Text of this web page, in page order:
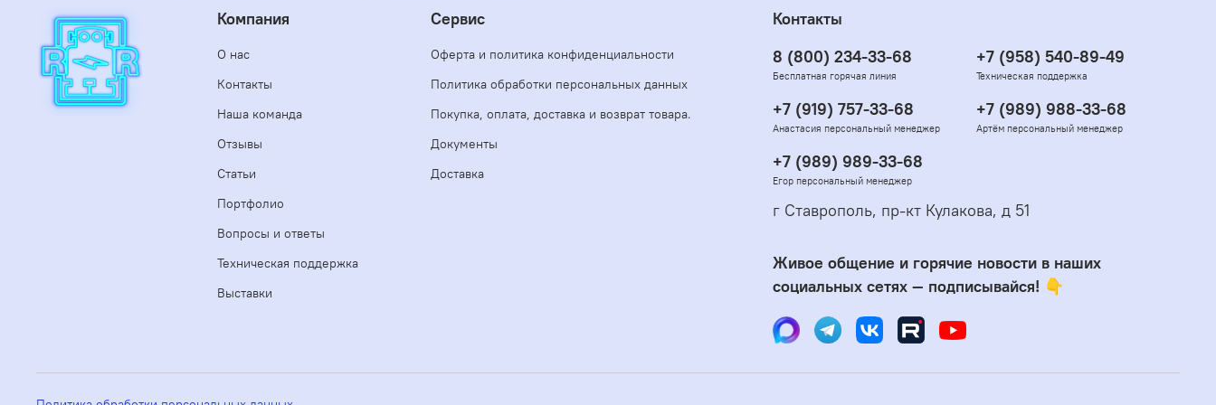
Компания
О нас
Контакты
Наша команда
Отзывы
Статьи
Портфолио
Вопросы и ответы
Техническая поддержка
Выставки
Сервис
Оферта и политика конфиденциальности
Политика обработки персональных данных
Покупка, оплата, доставка и возврат товара.
Документы
Доставка
Контакты
8 (800) 234-33-68
Бесплатная горячая линия
+7 (958) 540-89-49
Техническая поддержка
+7 (919) 757-33-68
Анастасия персональный менеджер
+7 (989) 988-33-68
Артём персональный менеджер
+7 (989) 989-33-68
Егор персональный менеджер
г Ставрополь, пр-кт Кулакова, д 51
Живое общение и горячие новости в наших
социальных сетях — подписывайся! 👇